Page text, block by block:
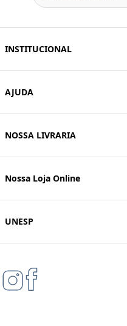
INSTITUCIONAL
AJUDA
NOSSA LIVRARIA
Nossa Loja Online
UNESP